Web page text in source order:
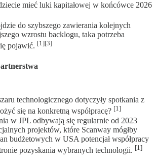
mieć luki kapitałowej w końcówce 2026
do szybszego zawierania kolejnych
wzrostu backlogu, taka potrzeba
pojawić. [1][3]
technologicznego dotyczyły spotkania z
się na konkretną współpracę? [1]
w JPL odbywają się regularnie od 2023
projektów, które Scanway mógłby
budżetowych w USA potencjał współpracy
pozyskania wybranych technologii. [1]